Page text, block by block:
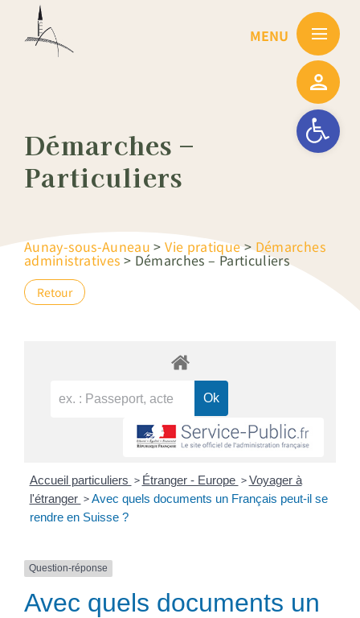
Ouvrir la
Démarches –
Particuliers
Aunay-sous-Auneau >Vie pratique>Démarches
administratives > Démarches – Particuliers
Retour
Accueil particuliers > Étranger - Europe > Voyager à
l'étranger > Avec quels documents un Français peut-il se
rendre en Suisse ?
Question-réponse
Avec quels documents un